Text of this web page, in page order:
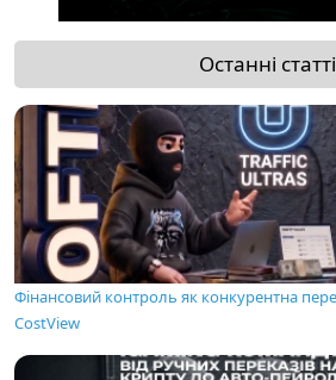
Останні статті
Фінансовий контроль як конкурентна
CostView